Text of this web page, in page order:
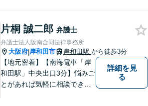
分無料です。
片桐 誠二郎 弁護士
弁護士法人阪南合同法律事務所
大阪府|岸和田市 岸和田駅 から徒歩3分
【地元密着】【南海電車「岸
和田駅」中央出口3分】悩みご
とがあれば気軽に相談でき
詳細を見
る